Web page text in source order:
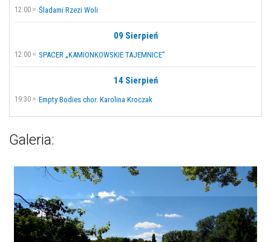
12:00 Śladami Rzezi Woli
09 Sierpień
12:00 SPACER „KAMIONKOWSKIE TAJEMNICE”
14 Sierpień
19:30 Empty Bodies chor. Karolina Kroczak
Galeria: